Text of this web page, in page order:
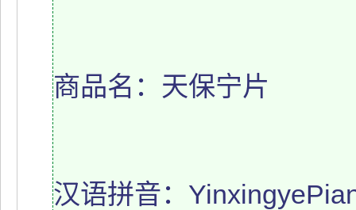
商品名：天保宁片
汉语拼音：